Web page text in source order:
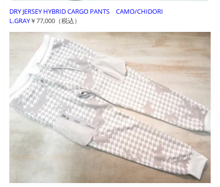
DRY JERSEY HYBRID CARGO PANTS CAMO/CHIDORI
L.GRAY￥77,000（税込）